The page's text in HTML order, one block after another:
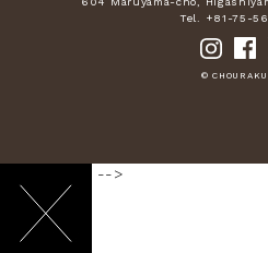
Tel. +81-75-
©
-->